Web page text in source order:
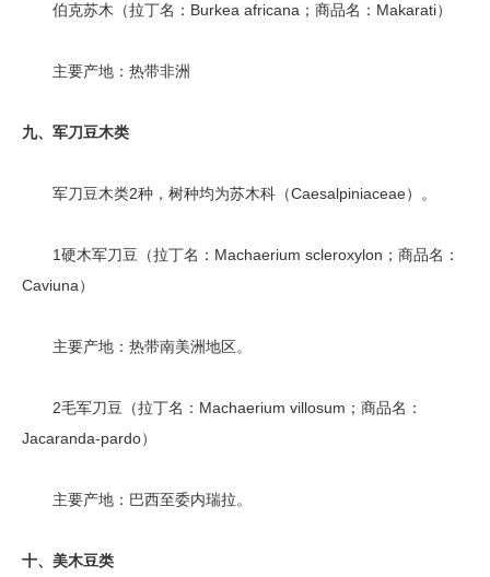
伯克苏木（拉丁名：Burkea africana；商品名：Makarati）
主要产地：热带非洲
九、军刀豆木类
军刀豆木类2种，树种均为苏木科（Caesalpiniaceae）。
1硬木军刀豆（拉丁名：Machaerium scleroxylon；商品名：
Caviuna）
主要产地：热带南美洲地区。
2毛军刀豆（拉丁名：Machaerium villosum；商品名：
Jacaranda-pardo）
主要产地：巴西至委内瑞拉。
十、美木豆类